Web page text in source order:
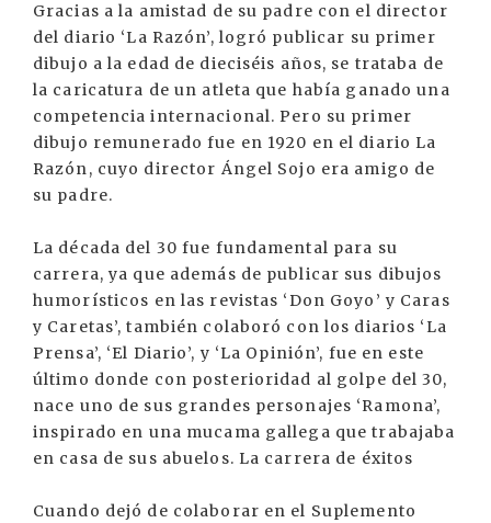
Gracias a la amistad de su padre con el director
del diario ‘La Razón’, logró publicar su primer
dibujo a la edad de dieciséis años, se trataba de
la caricatura de un atleta que había ganado una
competencia internacional. Pero su primer
dibujo remunerado fue en 1920 en el diario La
Razón, cuyo director Ángel Sojo era amigo de
su padre.
La década del 30 fue fundamental para su
carrera, ya que además de publicar sus dibujos
humorísticos en las revistas ‘Don Goyo’ y Caras
y Caretas’, también colaboró con los diarios ‘La
Prensa’, ‘El Diario’, y ‘La Opinión’, fue en este
último donde con posterioridad al golpe del 30,
nace uno de sus grandes personajes ‘Ramona’,
inspirado en una mucama gallega que trabajaba
en casa de sus abuelos. La carrera de éxitos
Cuando dejó de colaborar en el Suplemento